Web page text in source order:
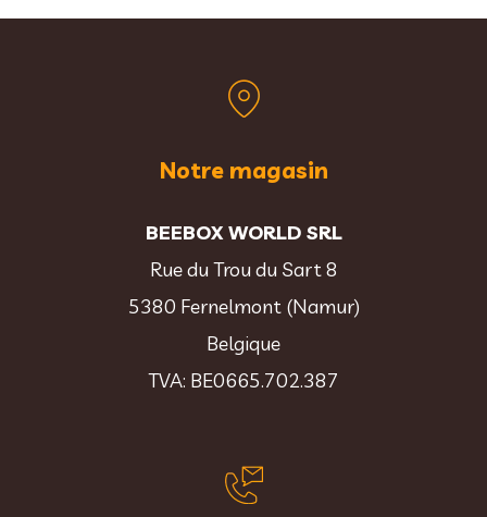
Notre magasin
BEEBOX WORLD SRL
Rue du Trou du Sart 8
5380 Fernelmont (Namur)
Belgique
TVA: BE0665.702.387